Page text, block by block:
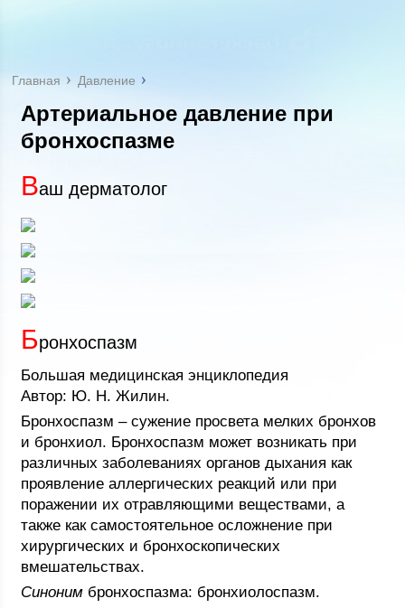
Главная Давление
Артериальное давление при
бронхоспазме
Ваш дерматолог
Бронхоспазм
Большая медицинская энциклопедия
Автор: Ю. Н. Жилин.
Бронхоспазм – сужение просвета мелких бронхов
и бронхиол. Бронхоспазм может возникать при
различных заболеваниях органов дыхания как
проявление аллергических реакций или при
поражении их отравляющими веществами, а
также как самостоятельное осложнение при
хирургических и бронхоскопических
вмешательствах.
Синоним бронхоспазма: бронхиолоспазм.